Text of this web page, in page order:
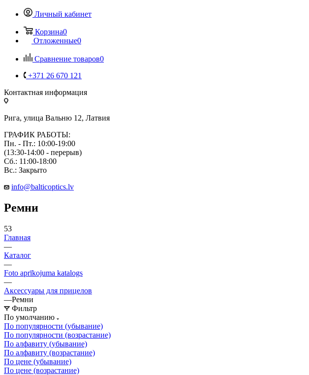
Личный кабинет
Корзина0
Отложенные0
Сравнение товаров0
+371 26 670 121
Контактная информация
Рига, улица Вальню 12, Латвия
ГРАФИК РАБОТЫ:
Пн. - Пт.: 10:00-19:00
(13:30-14:00 - перерыв)
Сб.: 11:00-18:00
Вс.: Закрыто
info@balticoptics.lv
Ремни
53
Главная
—
Каталог
—
Foto aprīkojuma katalogs
—
Аксессуары для прицелов
—Ремни
Фильтр
По умолчанию
По популярности (убывание)
По популярности (возрастание)
По алфавиту (убывание)
По алфавиту (возрастание)
По цене (убывание)
По цене (возрастание)